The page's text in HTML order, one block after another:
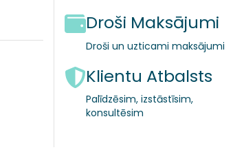
Droši Maksājumi
Droši un uzticami maksājumi
Klientu Atbalsts
Palīdzēsim, izstāstīsim,
konsultēsim